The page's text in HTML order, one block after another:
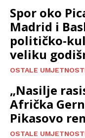
Spor oko
Madrid i
političko-
veliku
OSTALE
„Nasilje
Afrička
Pikasovo
OSTALE